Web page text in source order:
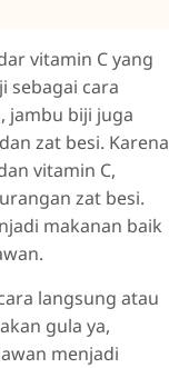
vitamin C yang
sebagai cara
jambu biji juga
zat besi. Karena
vitamin C,
zat besi.
makanan baik
langsung atau
gula ya,
menjadi